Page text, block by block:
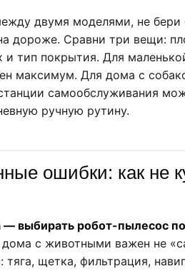
двумя моделями, не бери
дороже. Сравни три вещи:
и тип покрытия. Для
максимум. Для дома с
самообслуживания
ручную рутину.
ошибки: как не
— выбирать робот-пылесос
с животными важен не
тяга, щетка, фильтрация,